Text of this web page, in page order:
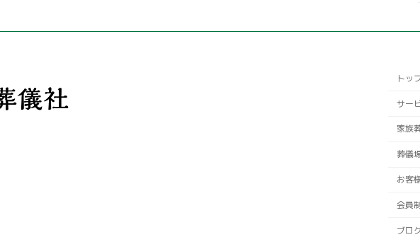
トッ
サー
家族
葬儀
お客
会員
ブロ